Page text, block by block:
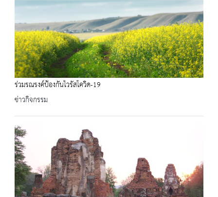
ร่วมรณรงค์ป้องกันไวรัสโควิด-19
ข่าวกิจกรรม